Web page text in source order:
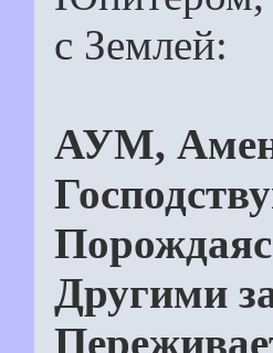
с Землей:
АУМ,
Другими